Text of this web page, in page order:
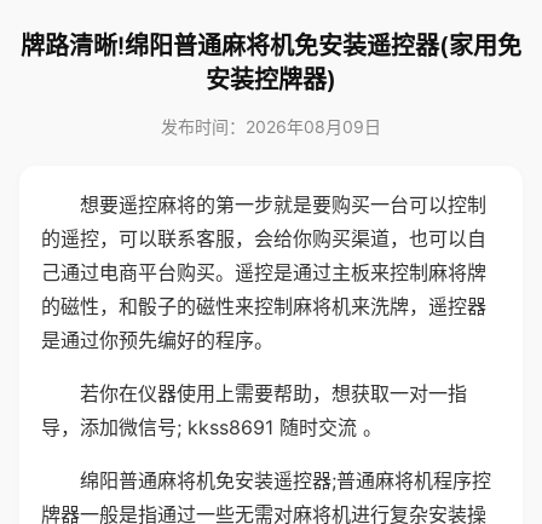
牌路清晰!绵阳普通麻将机免安装遥控器(家用免
安装控牌器)
发布时间：2026年08月09日
想要遥控麻将的第一步就是要购买一台可以控制
的遥控，可以联系客服，会给你购买渠道，也可以自
己通过电商平台购买。遥控是通过主板来控制麻将牌
的磁性，和骰子的磁性来控制麻将机来洗牌，遥控器
是通过你预先编好的程序。
若你在仪器使用上需要帮助，想获取一对一指
导，添加微信号; kkss8691 随时交流 。
绵阳普通麻将机免安装遥控器;普通麻将机程序控
牌器一般是指通过一些无需对麻将机进行复杂安装操